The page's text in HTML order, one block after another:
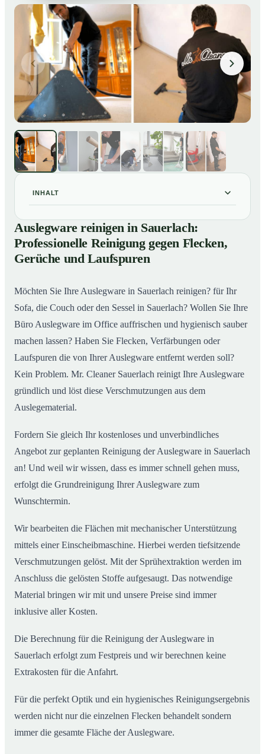
INHALT
01 Auslegware reinigen in Sauerlach: Professionelle
Reinigung gegen Flecken, Gerüche und Laufspuren
02
So wird Auslegware in Sauerlach professionell
gereinigt
Auslegware reinigen in Sauerlach:
Professionelle Reinigung gegen Flecken,
Gerüche und Laufspuren
Möchten Sie Ihre Auslegware in Sauerlach reinigen? für Ihr
Sofa, die Couch oder den Sessel in Sauerlach? Wollen Sie Ihre
Büro Auslegware im Office auffrischen und hygienisch sauber
machen lassen? Haben Sie Flecken, Verfärbungen oder
Laufspuren die von Ihrer Auslegware entfernt werden soll?
Kein Problem. Mr. Cleaner Sauerlach reinigt Ihre Auslegware
gründlich und löst diese Verschmutzungen aus dem
Auslegematerial.
Fordern Sie gleich Ihr kostenloses und unverbindliches
Angebot zur geplanten Reinigung der Auslegware in Sauerlach
an! Und weil wir wissen, dass es immer schnell gehen muss,
erfolgt die Grundreinigung Ihrer Auslegware zum
Wunschtermin.
Wir bearbeiten die Flächen mit mechanischer Unterstützung
mittels einer Einscheibmaschine. Hierbei werden tiefsitzende
Verschmutzungen gelöst. Mit der Sprühextraktion werden im
Anschluss die gelösten Stoffe aufgesaugt. Das notwendige
Material bringen wir mit und unsere Preise sind immer
inklusive aller Kosten.
Die Berechnung für die Reinigung der Auslegware in
Sauerlach erfolgt zum Festpreis und wir berechnen keine
Extrakosten für die Anfahrt.
Für die perfekt Optik und ein hygienisches Reinigungsergebnis
werden nicht nur die einzelnen Flecken behandelt sondern
immer die gesamte Fläche der Auslegware.